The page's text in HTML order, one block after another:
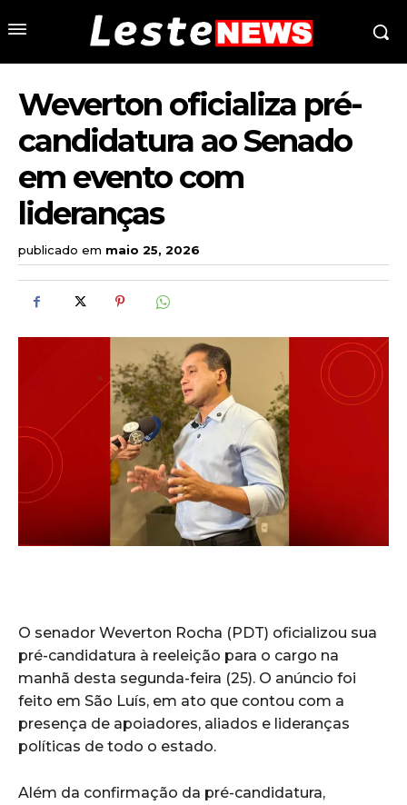
Weverton oficializa pré-
candidatura ao Senado
em evento com
lideranças
publicado em maio 25, 2026
O senador Weverton Rocha (PDT) oficializou sua
pré-candidatura à reeleição para o cargo na
manhã desta segunda-feira (25). O anúncio foi
feito em São Luís, em ato que contou com a
presença de apoiadores, aliados e lideranças
políticas de todo o estado.
Além da confirmação da pré-candidatura,